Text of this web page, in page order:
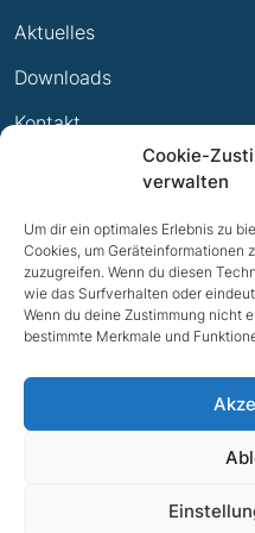
Cookie-
verwalten
Um dir ein optimales Erlebnis zu
Cookies, um Geräteinformationen
zuzugreifen. Wenn du diesen
wie das Surfverhalten oder
Wenn du deine Zustimmung nicht
bestimmte Merkmale und
Ewige Erfolge
Mitglied werden
Aktuelles
Downloads
Kontakt